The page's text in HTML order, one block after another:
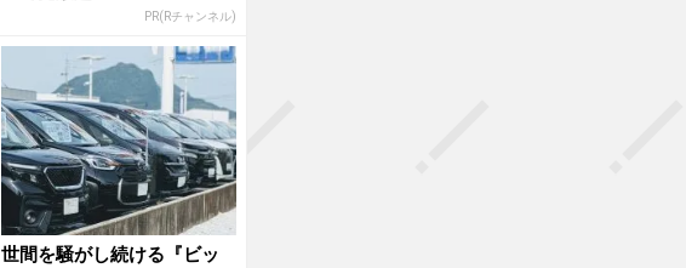
PR(Rチャンネル)
世間を騒がし続ける『ビッ